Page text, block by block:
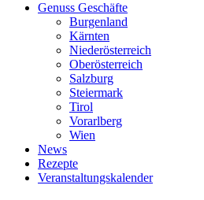
Genuss Geschäfte
Burgenland
Kärnten
Niederösterreich
Oberösterreich
Salzburg
Steiermark
Tirol
Vorarlberg
Wien
News
Rezepte
Veranstaltungskalender